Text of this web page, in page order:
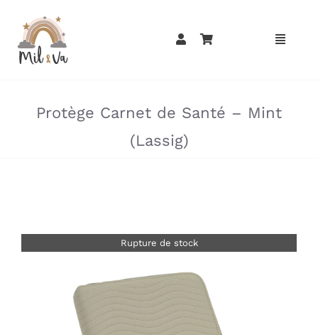
contenu
Protège Carnet de Santé – Mint
(Lassig)
Rupture de stock